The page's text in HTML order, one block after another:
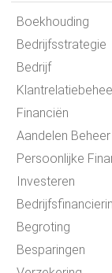
Boekhouding
Bedrijfsstrategie
Bedrijf
Financiën
Aandelen Beheer
Persoonlijke
Investeren
Begroting
Besparingen